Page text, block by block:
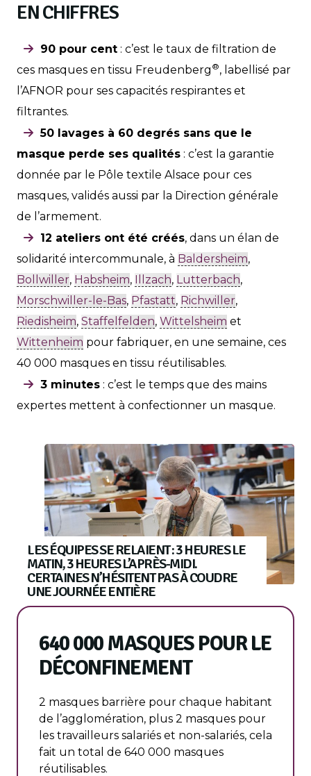
EN CHIFFRES
90 pour cent : c’est le taux de filtration de
ces masques en tissu Freudenberg ®, labellisé par
l’AFNOR pour ses capacités respirantes et
filtrantes.
50 lavages à 60 degrés sans que le
masque perde ses qualités : c’est la garantie
donnée par le Pôle textile Alsace pour ces
masques, validés aussi par la Direction générale
de l’armement.
12 ateliers ont été créés, dans un élan de
solidarité intercommunale, à Baldersheim,
Bollwiller, Habsheim, Illzach, Lutterbach,
Morschwiller-le-Bas, Pfastatt, Richwiller,
Riedisheim, Staffelfelden, Wittelsheim et
Wittenheim pour fabriquer, en une semaine, ces
40 000 masques en tissu réutilisables.
3 minutes : c’est le temps que des mains
expertes mettent à confectionner un masque.
LES ÉQUIPES SE RELAIENT : 3 HEURES LE
MATIN, 3 HEURES L’APRÈS-MIDI.
CERTAINES N’HÉSITENT PAS À COUDRE
UNE JOURNÉE ENTIÈRE
640 000 MASQUES POUR LE
DÉCONFINEMENT
2 masques barrière pour chaque habitant
de l’agglomération, plus 2 masques pour
les travailleurs salariés et non-salariés, cela
fait un total de 640 000 masques
réutilisables.